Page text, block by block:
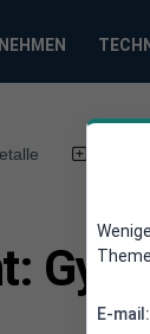
E-mail: